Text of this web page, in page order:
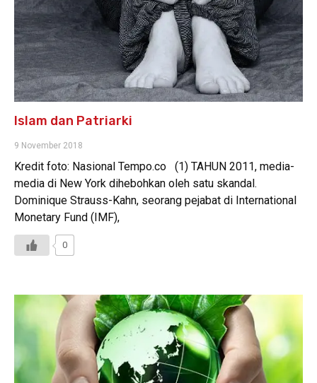
Islam dan Patriarki
9 November 2018
Kredit foto: Nasional Tempo.co (1) TAHUN 2011, media-
media di New York dihebohkan oleh satu skandal.
Dominique Strauss-Kahn, seorang pejabat di International
Monetary Fund (IMF),
0